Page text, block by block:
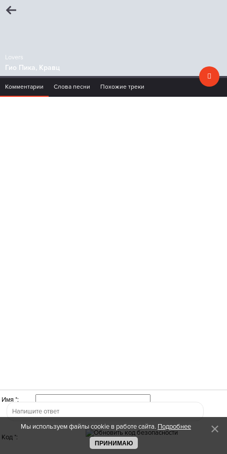
Lovers
Гио Пика, Кравц
Комментарии Слова песни Похожие треки
Имя *:
Код *:
Мы используем файлы cookie в работе сайта. Подробнее
ПРИНИМАЮ